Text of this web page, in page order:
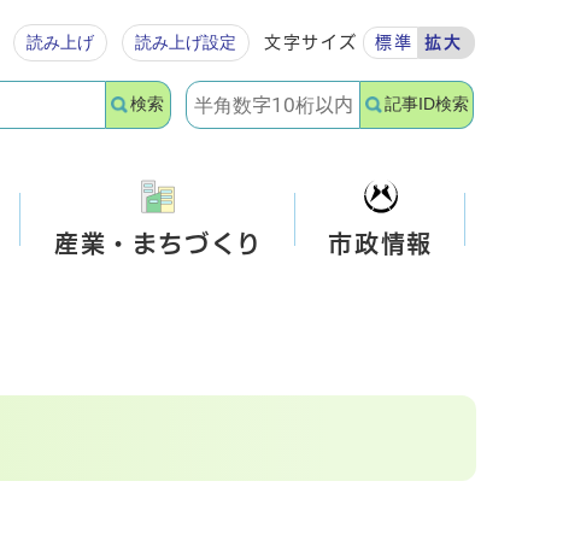
読み上げ 読み上げ設定 文字サイズ 標準 拡大
検索 記事ID検索
産業・まちづくり 市政情報